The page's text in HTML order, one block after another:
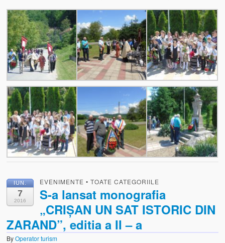
IUN.
7
2016
EVENIMENTE •TOATE CATEGORIILE
S-a lansat monografia
„CRIȘAN UN SAT ISTORIC DIN
ZARAND”, editia a II – a
ByOperator turism